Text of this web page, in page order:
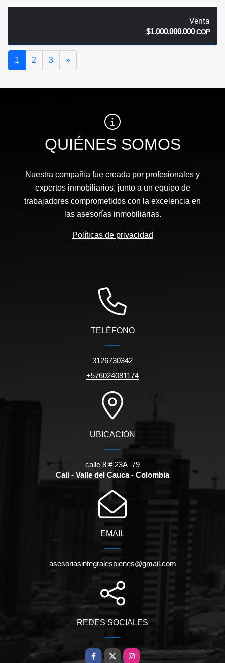
Venta
$1.000.000.000COP
1 2 3 »Siguiente
QUIÉNES SOMOS
Nuestra compañía fue creada por profesionales y
expertos inmobiliarios, junto a un equipo de
trabajadores comprometidos con la excelencia en
las asesorías inmobiliarias.
Políticas de privacidad
TELÉFONO
3126730342
+576024081174
UBICACIÓN
calle 8 # 23A -79
Cali - Valle del Cauca - Colombia
EMAIL
asesoriasintegralesbienes@gmail.com
REDES SOCIALES
Facebook
X Instagram